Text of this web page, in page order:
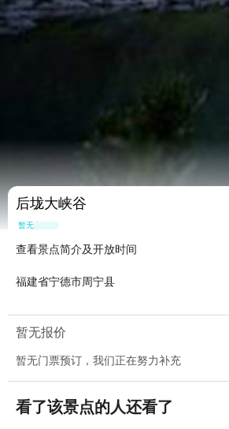
后垅大峡谷
暂无点评
查看景点简介及开放时间
福建省宁德市周宁县
暂无报价
暂无门票预订，我们正在努力补充
看了该景点的人还看了